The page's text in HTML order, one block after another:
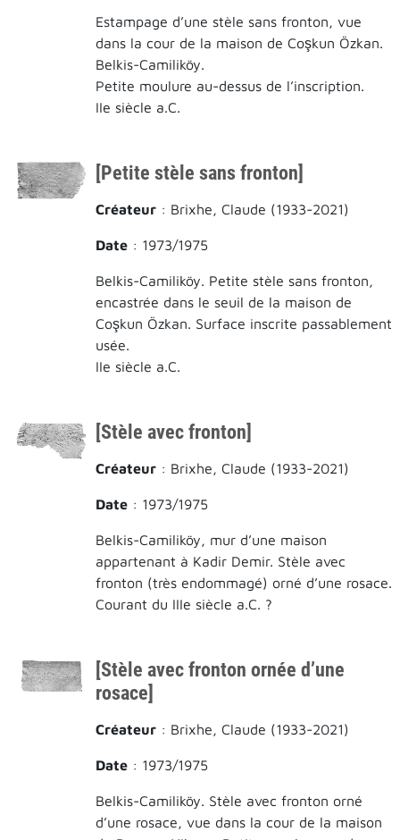
Estampage d’une stèle sans fronton, vue
dans la cour de la maison de Coşkun Özkan.
Belkis-Camiliköy.
Petite moulure au-dessus de l’inscription.
IIe siècle a.C.
[Petite stèle sans fronton]
Créateur : Brixhe, Claude (1933-2021)
Date : 1973/1975
Belkis-Camiliköy. Petite stèle sans fronton,
encastrée dans le seuil de la maison de
Coşkun Özkan. Surface inscrite passablement
usée.
IIe siècle a.C.
[Stèle avec fronton]
Créateur : Brixhe, Claude (1933-2021)
Date : 1973/1975
Belkis-Camiliköy, mur d’une maison
appartenant à Kadir Demir. Stèle avec
fronton (très endommagé) orné d’une rosace.
Courant du IIIe siècle a.C. ?
[Stèle avec fronton ornée d’une
rosace]
Créateur : Brixhe, Claude (1933-2021)
Date : 1973/1975
Belkis-Camiliköy. Stèle avec fronton orné
d’une rosace, vue dans la cour de la maison